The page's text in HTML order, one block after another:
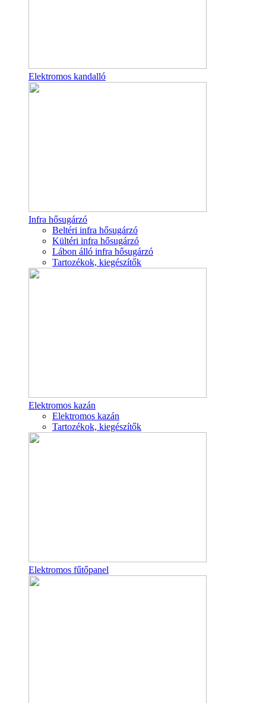
Elektromos kandalló
Infra hősugárzó
Beltéri infra hősugárzó
Kültéri infra hősugárzó
Lábon álló infra hősugárzó
Tartozékok, kiegészítők
Elektromos kazán
Elektromos kazán
Tartozékok, kiegészítők
Elektromos fűtőpanel